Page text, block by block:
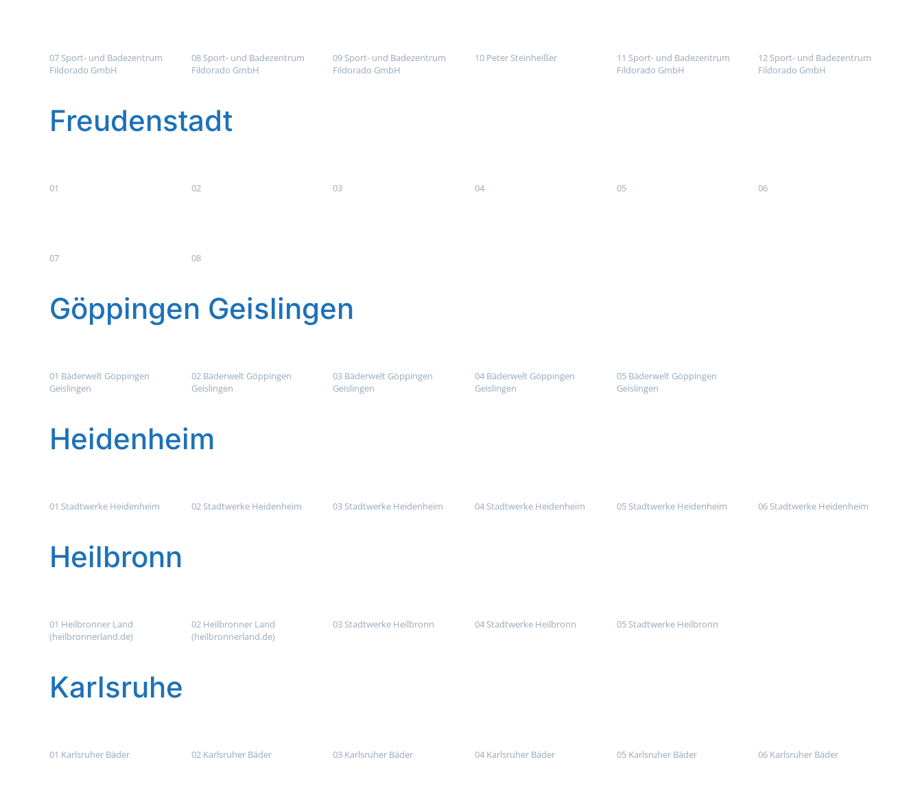
07 Sport- und Badezentrum
Fildorado GmbH
08 Sport- und Badezentrum
Fildorado GmbH
09 Sport- und Badezentrum
Fildorado GmbH
10 Peter Steinheißer
11 Sport- und Badezentrum
Fildorado GmbH
12 Sport- und Badezentrum
Fildorado GmbH
Freudenstadt
01 02 03 04 05 06
07 08
Göppingen Geislingen
01 Bäderwelt Göppingen
Geislingen
02 Bäderwelt Göppingen
Geislingen
03 Bäderwelt Göppingen
Geislingen
04 Bäderwelt Göppingen
Geislingen
05 Bäderwelt Göppingen
Geislingen
Heidenheim
01 Stadtwerke Heidenheim 02 Stadtwerke Heidenheim 03 Stadtwerke Heidenheim 04 Stadtwerke Heidenheim 05 Stadtwerke Heidenheim 06 Stadtwerke Heidenheim
Heilbronn
01 Heilbronner Land
(heilbronnerland.de)
02 Heilbronner Land
(heilbronnerland.de)
03 Stadtwerke Heilbronn 04 Stadtwerke Heilbronn 05 Stadtwerke Heilbronn
Karlsruhe
01 Karlsruher Bäder 02 Karlsruher Bäder 03 Karlsruher Bäder 04 Karlsruher Bäder 05 Karlsruher Bäder 06 Karlsruher Bäder